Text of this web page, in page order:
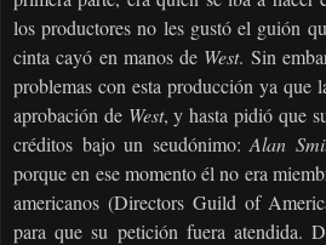
los productores no les gustó el guión
cinta cayó en manos de West. Sin
problemas con esta producción ya que
aprobación de West, y hasta pidió que
créditos bajo un seudónimo:Alan
porque en ese momento él no era
americanos (Directors Guild of
para que su petición fuera atendida.